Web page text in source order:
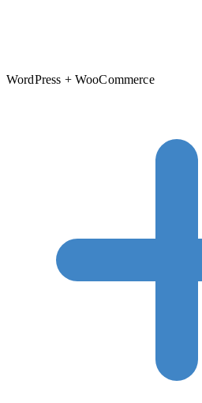
WordPress + WooCommerce